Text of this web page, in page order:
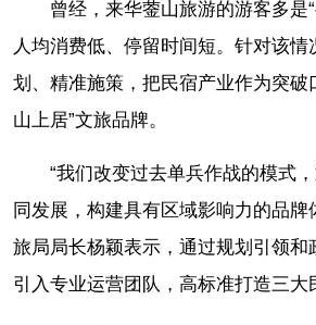
曾经，来华蓥山旅游的游客多是“
人均消费低、停留时间短。针对该
划、精准施策，把民宿产业作为突破
山上居”文旅品牌。
“我们改变过去单兵作战的模式
同发展，构建具有区域影响力的品牌
旅局局长杨颖表示，通过规划引领和
引入专业运营团队，高标准打造三大